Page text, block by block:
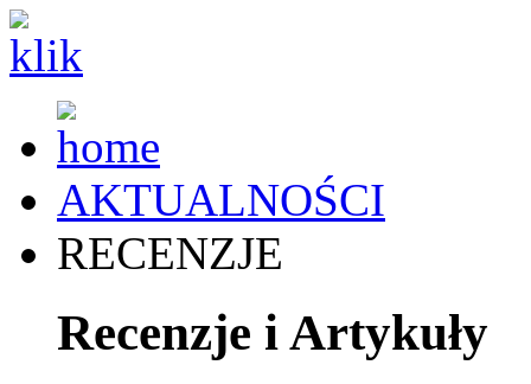
AKTUALNOŚCI
RECENZJE
Recenzje i Artykuły